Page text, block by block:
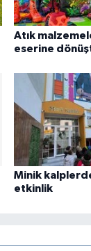
Atık
eserine
Minik
etkinlik